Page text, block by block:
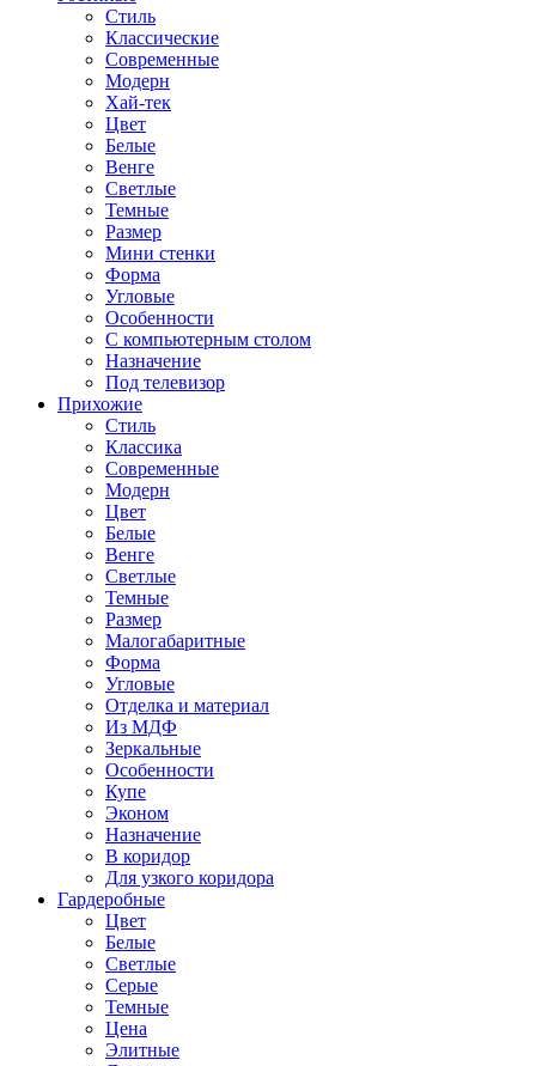
Стиль
Классические
Современные
Модерн
Хай-тек
Цвет
Белые
Венге
Светлые
Темные
Размер
Мини стенки
Форма
Угловые
Особенности
С компьютерным столом
Назначение
Под телевизор
Прихожие
Стиль
Классика
Современные
Модерн
Цвет
Белые
Венге
Светлые
Темные
Размер
Малогабаритные
Форма
Угловые
Отделка и материал
Из МДФ
Зеркальные
Особенности
Купе
Эконом
Назначение
В коридор
Для узкого коридора
Гардеробные
Цвет
Белые
Светлые
Серые
Темные
Цена
Элитные